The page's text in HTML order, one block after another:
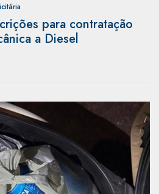
para contratação
a Diesel